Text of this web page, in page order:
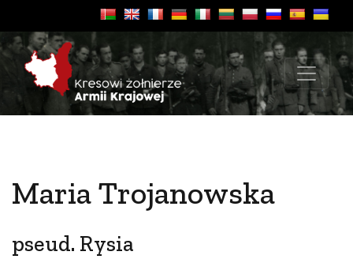
Maria Trojanowska
pseud. Rysia